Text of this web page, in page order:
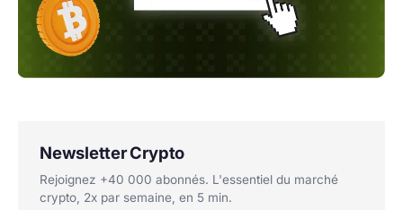
Newsletter Crypto
Rejoignez +40 000 abonnés. L'essentiel du marché
crypto, 2x par semaine, en 5 min.